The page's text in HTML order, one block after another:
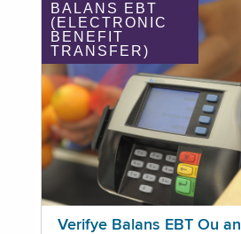
BALANS EBT
(ELECTRONIC
BENEFIT
TRANSFER)
Verifye Balans EBT Ou an